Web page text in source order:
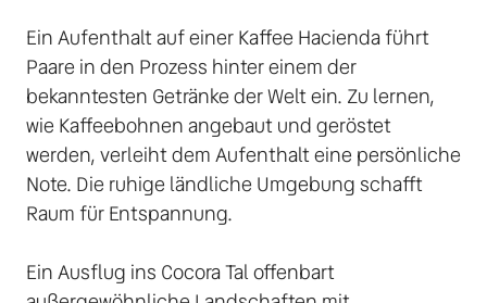
Ein Aufenthalt auf einer Kaffee Hacienda führt
Paare in den Prozess hinter einem der
bekanntesten Getränke der Welt ein. Zu lernen,
wie Kaffeebohnen angebaut und geröstet
werden, verleiht dem Aufenthalt eine persönliche
Note. Die ruhige ländliche Umgebung schafft
Raum für Entspannung.
Ein Ausflug ins Cocora Tal offenbart